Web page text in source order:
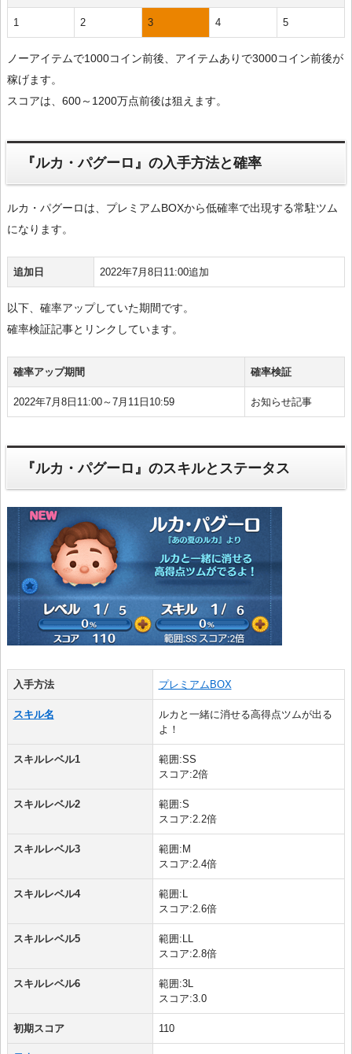
1 2 3 4 5
ノーアイテムで1000コイン前後、アイテムありで3000コイン前後が
稼げます。
スコアは、600～1200万点前後は狙えます。
『ルカ・パグーロ』の入手方法と確率
ルカ・パグーロは、プレミアムBOXから低確率で出現する常駐ツム
になります。
追加日 2022年7月8日11:00追加
以下、確率アップしていた期間です。
確率検証記事とリンクしています。
確率アップ期間 確率検証
2022年7月8日11:00～7月11日10:59 お知らせ記事
『ルカ・パグーロ』のスキルとステータス
入手方法 プレミアムBOX
スキル名
ルカと一緒に消せる高得点ツムが出る
よ！
スキルレベル1
範囲:SS
スコア:2倍
スキルレベル2
範囲:S
スコア:2.2倍
スキルレベル3
範囲:M
スコア:2.4倍
スキルレベル4
範囲:L
スコア:2.6倍
スキルレベル5
範囲:LL
スコア:2.8倍
スキルレベル6
範囲:3L
スコア:3.0
初期スコア 110